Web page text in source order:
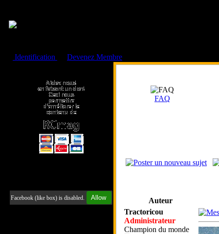
Identification
Devenez Membre
Facebook (like box) is disabled. Allow
FAQ
Auteur
Tractoricou
Administrateur
Champion du monde